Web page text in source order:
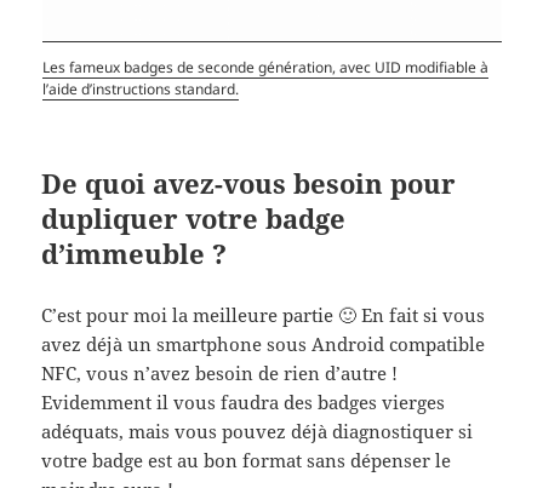
Les fameux badges de seconde génération, avec UID modifiable à
l’aide d’instructions standard.
De quoi avez-vous besoin pour
dupliquer votre badge
d’immeuble ?
C’est pour moi la meilleure partie 🙂 En fait si vous
avez déjà un smartphone sous Android compatible
NFC, vous n’avez besoin de rien d’autre !
Evidemment il vous faudra des badges vierges
adéquats, mais vous pouvez déjà diagnostiquer si
votre badge est au bon format sans dépenser le